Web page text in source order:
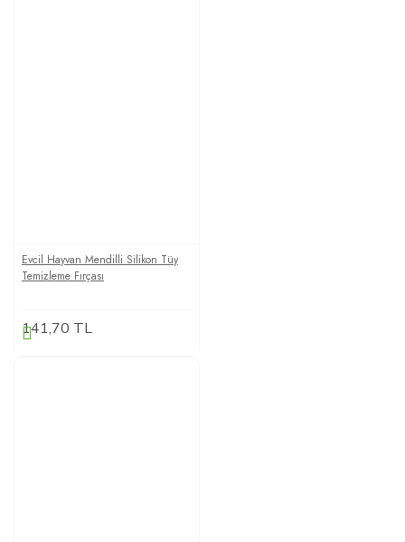
Evcil Hayvan Mendilli Silikon Tüy
Temizleme Fırçası
141,70 TL